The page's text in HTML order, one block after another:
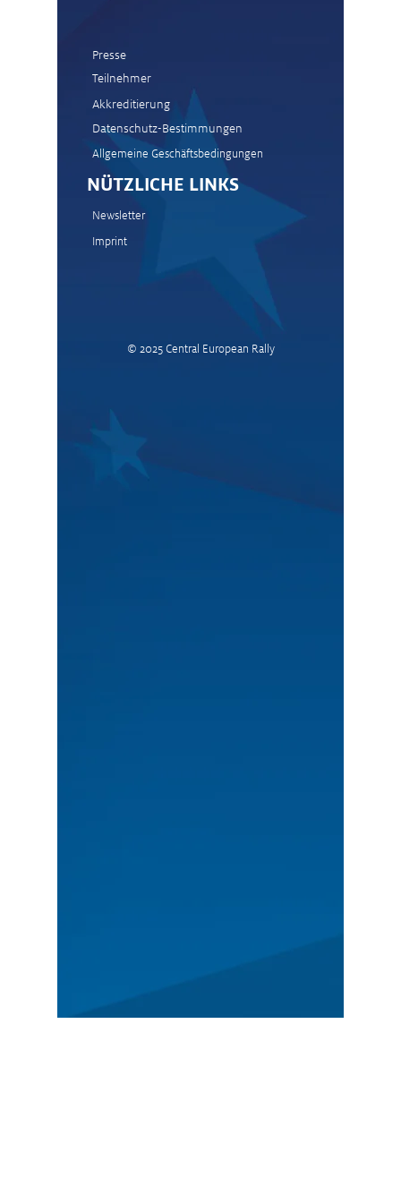
Presse
Teilnehmer
Akkreditierung
Datenschutz-Bestimmungen
Allgemeine Geschäftsbedingungen
NÜTZLICHE LINKS
Newsletter
Imprint
© 2025Central European Rally